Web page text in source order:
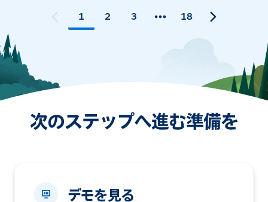
1 2 3 18
次のステップへ進む準備を
デモを見る